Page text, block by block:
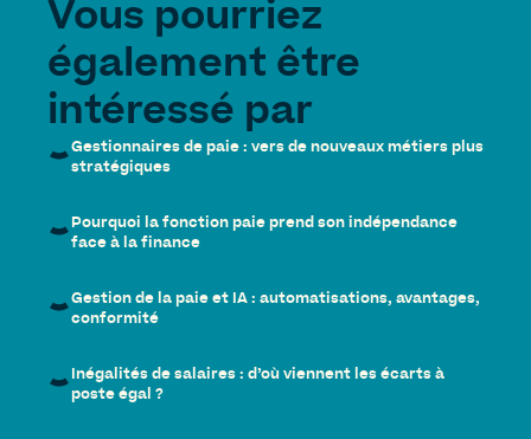
Vous pourriez
également être
intéressé par
Gestionnaires de paie : vers de nouveaux métiers plus
stratégiques
Pourquoi la fonction paie prend son indépendance
face à la finance
Gestion de la paie et IA : automatisations, avantages,
conformité
Inégalités de salaires : d’où viennent les écarts à
poste égal ?